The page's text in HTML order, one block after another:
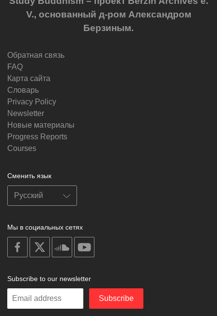
V., основанный д-ром Александром
Берзиным.
Обратная связь
FAQ
Карта сайта
Словарь
Privacy Policy
Newsletter
Новые материалы
Progress Reports
Courses
Сменить язык
Мы в социальных сетях
on
facebook
soundcloud
Subscribe to our newsletter
Enter
Subscribe